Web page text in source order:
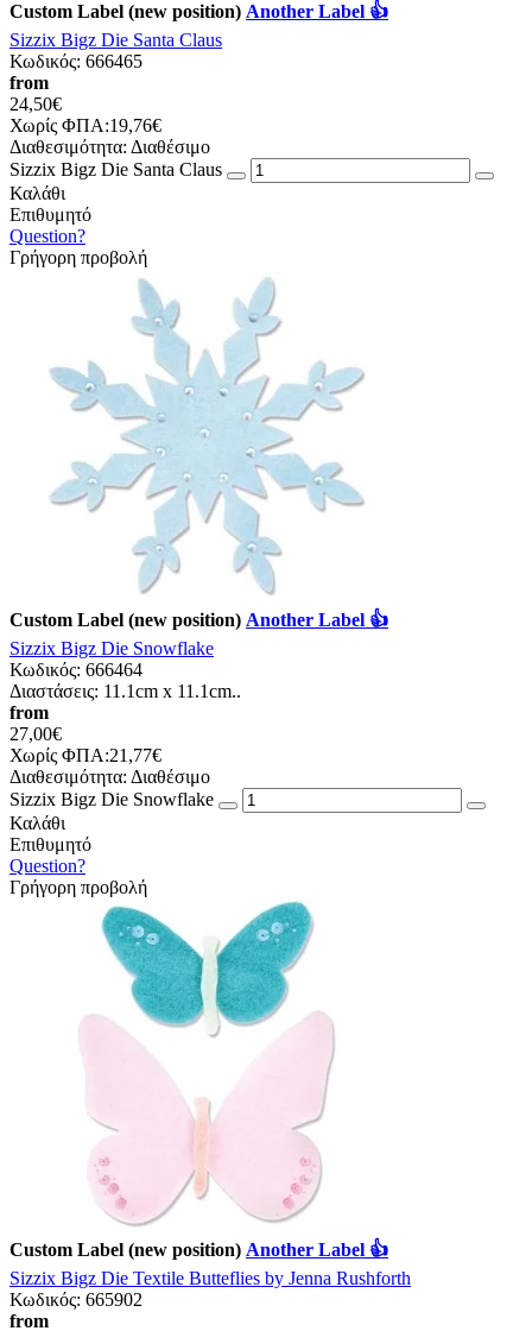
Custom Label (new position) Another Label 👍
Sizzix Bigz Die Santa Claus
Κωδικός: 666465
from
24,50€
Χωρίς ΦΠΑ:19,76€
Διαθεσιμότητα: Διαθέσιμο
Sizzix Bigz Die Santa Claus
Καλάθι
Επιθυμητό
Question?
Γρήγορη προβολή
Custom Label (new position) Another Label 👍
Sizzix Bigz Die Snowflake
Κωδικός: 666464
Διαστάσεις: 11.1cm x 11.1cm..
from
27,00€
Χωρίς ΦΠΑ:21,77€
Διαθεσιμότητα: Διαθέσιμο
Sizzix Bigz Die Snowflake
Καλάθι
Επιθυμητό
Question?
Γρήγορη προβολή
Custom Label (new position) Another Label 👍
Sizzix Bigz Die Textile Butteflies by Jenna Rushforth
Κωδικός: 665902
from